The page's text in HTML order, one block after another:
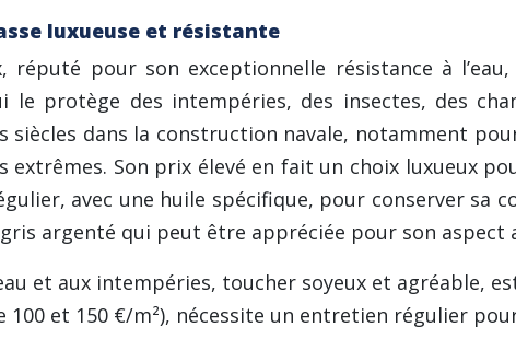
luxueuse et résistante
pour son exceptionnelle résistance à
le protège des intempéries, des insectes, des
siècles dans la construction navale, notamment
extrêmes. Son prix élevé en fait un choix luxueux
avec une huile spécifique, pour conserver sa
argenté qui peut être appréciée pour son aspect
et aux intempéries, toucher soyeux et agréable,
100 et 150 €/m²), nécessite un entretien régulier